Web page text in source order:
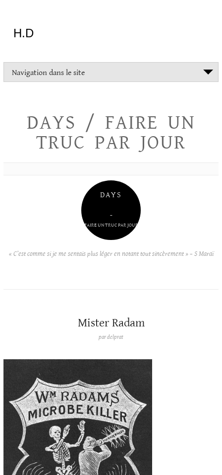
H.D
Navigation dans le site
DAYS / FAIRE UN
TRUC PAR JOUR
DAYS
–
FAIRE UN TRUC PAR JOUR
« C’est comme si je me sentais plus léger en notant tout sincèrement » – S Maraï
Mister Radam
pardelprat